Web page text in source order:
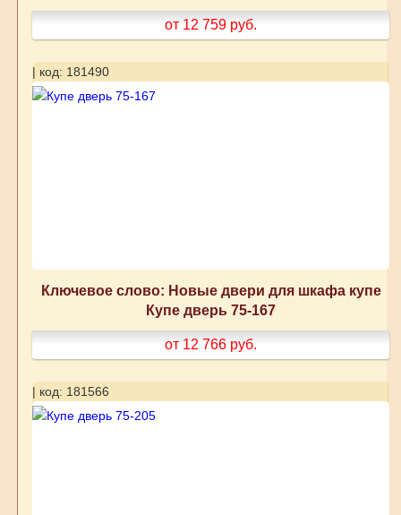
от 12 759 руб.
| код: 181490
Ключевое слово: Новые двери для шкафа купе
Купе дверь 75-167
от 12 766 руб.
| код: 181566